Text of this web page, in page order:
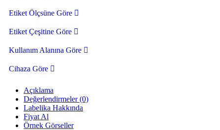
Etiket Ölçsüne Göre
Etiket Çeşitine Göre
Kullanım Alanına Göre
Cihaza Göre
Açıklama
Değerlendirmeler (0)
Labelika Hakkında
Fiyat Al
Örnek Görseller